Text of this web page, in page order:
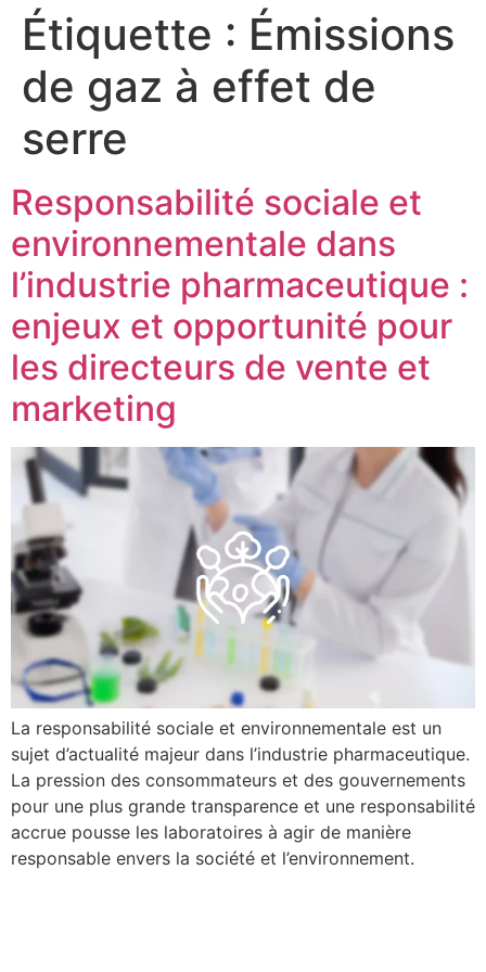
Étiquette : Émissions
de gaz à effet de
serre
Responsabilité sociale et
environnementale dans
l’industrie pharmaceutique :
enjeux et opportunité pour
les directeurs de vente et
marketing
La responsabilité sociale et environnementale est un
sujet d’actualité majeur dans l’industrie pharmaceutique.
La pression des consommateurs et des gouvernements
pour une plus grande transparence et une responsabilité
accrue pousse les laboratoires à agir de manière
responsable envers la société et l’environnement.